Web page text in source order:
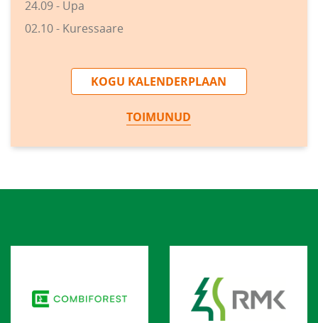
24.09 - Upa
02.10 - Kuressaare
KOGU KALENDERPLAAN
TOIMUNUD